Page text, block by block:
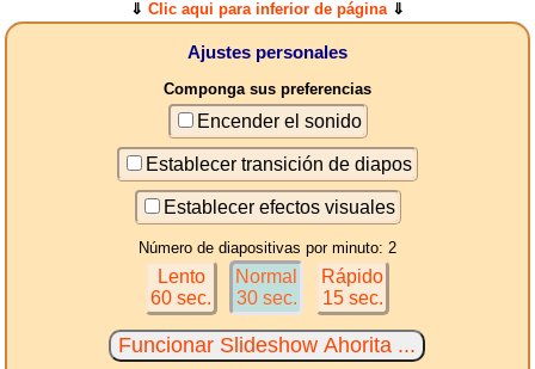
⇓ Clic aqui para inferior de página⇓
Ajustes personales
Componga sus preferencias
Encender el sonido
Establecer transición de diapos
Establecer efectos visuales
Número de diapositivas por minuto: 2
Lento
60 sec.
Normal
30 sec.
Rápido
15 sec.